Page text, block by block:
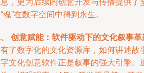
，更为后续的创意开发与传播提供了
魂”在数字空间中得到永生。
创意赋能：软件驱动下的文化叙事革
了数字化的文化资源库，如何讲述故
文化创意软件正是叙事的强大引擎。